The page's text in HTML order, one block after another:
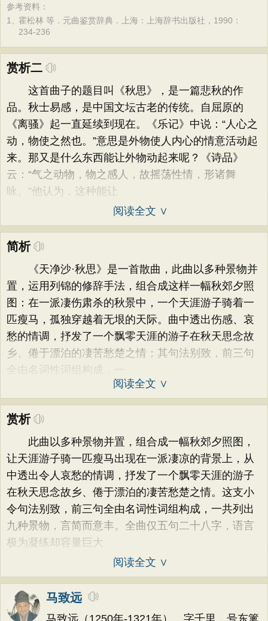
参考资料：
1、霍松林 等．元曲鉴赏辞典．上海：上海辞书出版社，1990：
234-236
赏析二
这首曲子的题目叫《秋思》，是一篇悲秋的作
品。秋士易感，是中国文坛古老的传统。自屈原的
《离骚》起一直延续到现在。《乐记》中说：“人心之
动，物使之然也。”意思是外物使人内心的情意活动起
来。那又是什么东西能让外物动起来呢？《诗品》
云：“气之动物，物之感人，故摇荡性情，形诸舞
咏。”他认为，这种能让
阅读全文 ∨
简析
《天净沙·秋思》是一首散曲，此曲以多种景物并
置，运用列锦的修辞手法，组合成这样一幅秋郊夕照
图：在一派凄伤肃杀的秋景中，一个天涯游子骑着一
匹瘦马，孤独穿越着无垠的天际。曲中透出伤感、哀
愁的情调，抒发了一个飘零天涯的游子在秋天思念故
乡、倦于漂泊的凄苦愁楚之情；其句法别致，前三句
全由名词性词组构成，一
阅读全文 ∨
赏析
此曲以多种景物并置，组合成一幅秋郊夕照图，
让天涯游子骑一匹瘦马出现在一派凄凉的背景上，从
中透出令人哀愁的情调，抒发了一个飘零天涯的游子
在秋天思念故乡、倦于漂泊的凄苦愁楚之情。这支小
令句法别致，前三句全由名词性词组构成，一共列出
九种景物，言简而意丰。全曲仅五句二十八字，语言
极为凝练却容量巨大
阅读全文 ∨
马致远
马致远（1250年-1321年），字千里，号东篱